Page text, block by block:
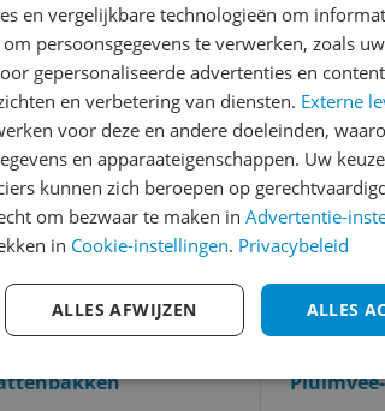
die onder Huisdieren te vinden
en vergelijkbare technologieën om
persoonsgegevens te verwerken, zoals
gepersonaliseerde advertenties en
en verbetering van diensten. Externe
voor deze en andere doeleinden,
en apparaateigenschappen. Uw
kunnen zich beroepen op
om bezwaar te maken in Advertentie-
in Cookie-instellingen. Privacybeleid
ALLES
ALLES AFWIJZEN